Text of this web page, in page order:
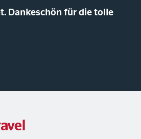
Dankeschön für die tolle